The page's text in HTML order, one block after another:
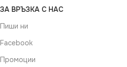
ЗА ВРЪЗКА С НАС
Пиши ни
Facebook
Промоции